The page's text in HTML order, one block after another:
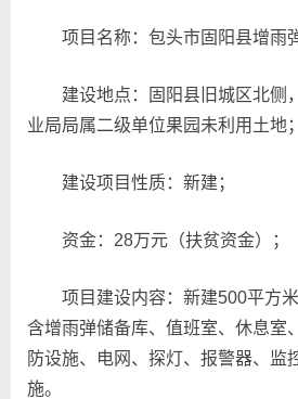
项目名称：包头市固阳县增雨
建设地点：固阳县旧城区北侧
业局局属二级单位果园未利用土地；
建设项目性质：新建；
资金：28万元（扶贫资金）；
项目建设内容：新建500平方
含增雨弹储备库、值班室、休息室
防设施、电网、探灯、报警器、监
施。